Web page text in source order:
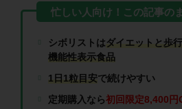
シボリストはダイエットと歩
機能性表示食品
1日1粒目安で続けやすい
定期購入なら初回限定8,400円